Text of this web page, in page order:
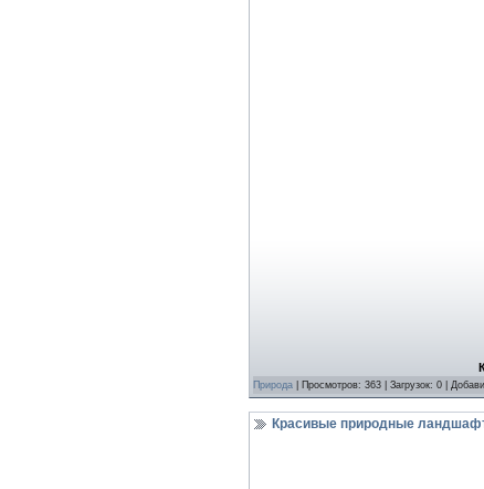
Природа | Просмотров: 363 | Загрузок: 0 |
Красивые природные